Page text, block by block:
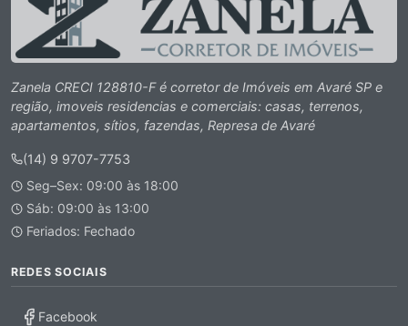
Zanela CRECI 128810-F é corretor de Imóveis em Avaré SP e
região, imoveis residencias e comerciais: casas, terrenos,
apartamentos, sítios, fazendas, Represa de Avaré
(14) 9 9707-7753
Seg–Sex: 09:00 às 18:00
Sáb: 09:00 às 13:00
Feriados: Fechado
REDES SOCIAIS
Facebook